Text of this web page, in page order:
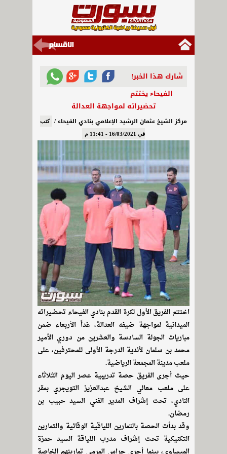
شارك هذا الخبر!
الفيحاء يختتم
تحضيراته لمواجهة العدالة
مركز الشيخ عثمان الرشيد الإعلامي بنادي الفيحاء / كتب
في 16/03/2021 - 11:41 م
اختتم الفريق الأول لكرة القدم بنادي الفيحاء تحضيراته
الميدانية لمواجهة ضيفه العدالة، غداً الأربعاء ضمن
مباريات الجولة السادسة والعشرين من دوري الأمير
محمد بن سلمان لأندية الدرجة الأولى للمحترفين، على
ملعب مدينة المجمعة الرياضية.
حيث أجرى الفريق حصة تدريبية عصر اليوم الثلاثاء
على ملعب معالي الشيخ عبدالعزيز التويجري بمقر
النادي، تحت إشراف المدير الفني السيد حبيب بن
رمضان.
وقد بدأت الحصة بالتمارين اللياقية الوقائية والتمارين
التكنيكية تحت إشراف مدرب اللياقة السيد حمزة